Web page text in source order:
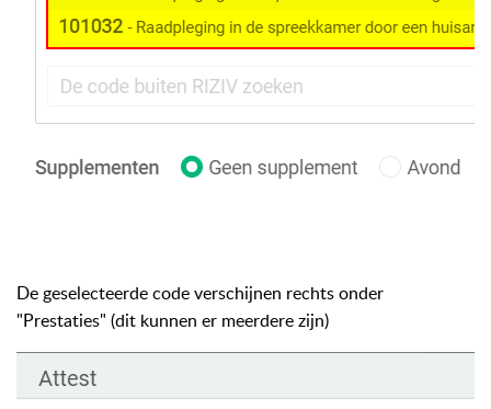
De geselecteerde code verschijnen rechts onder
"Prestaties" (dit kunnen er meerdere zijn)